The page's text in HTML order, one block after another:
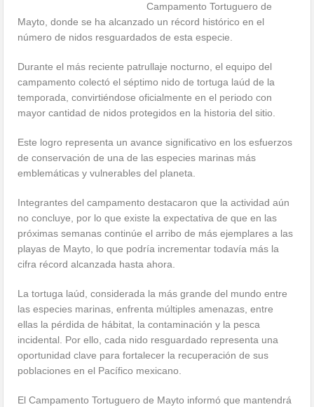
Campamento Tortuguero de
Mayto, donde se ha alcanzado un récord histórico en el
número de nidos resguardados de esta especie.
Durante el más reciente patrullaje nocturno, el equipo del
campamento colectó el séptimo nido de tortuga laúd de la
temporada, convirtiéndose oficialmente en el periodo con
mayor cantidad de nidos protegidos en la historia del sitio.
Este logro representa un avance significativo en los esfuerzos
de conservación de una de las especies marinas más
emblemáticas y vulnerables del planeta.
Integrantes del campamento destacaron que la actividad aún
no concluye, por lo que existe la expectativa de que en las
próximas semanas continúe el arribo de más ejemplares a las
playas de Mayto, lo que podría incrementar todavía más la
cifra récord alcanzada hasta ahora.
La tortuga laúd, considerada la más grande del mundo entre
las especies marinas, enfrenta múltiples amenazas, entre
ellas la pérdida de hábitat, la contaminación y la pesca
incidental. Por ello, cada nido resguardado representa una
oportunidad clave para fortalecer la recuperación de sus
poblaciones en el Pacífico mexicano.
El Campamento Tortuguero de Mayto informó que mantendrá